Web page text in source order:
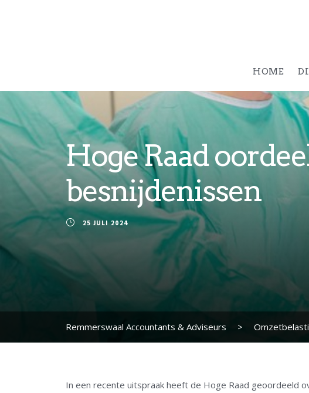
HOME
Hoge Raad
besnijdenissen
25 JULI 2024
Remmerswaal Accountants & Adviseurs >
In een recente uitspraak heeft de Hoge Raad geoordeeld